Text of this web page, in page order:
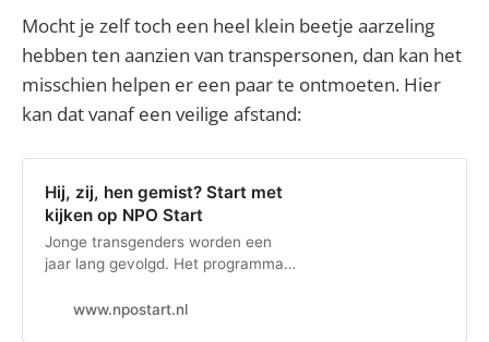
Mocht je zelf toch een heel klein beetje aarzeling
hebben ten aanzien van transpersonen, dan kan het
misschien helpen er een paar te ontmoeten. Hier
kan dat vanaf een veilige afstand:
Hij, zij, hen gemist? Start met
kijken op NPO Start
Jonge transgenders worden een
jaar lang gevolgd. Het programma
zijn in het verkeerde lichaam. Wat
www.npostart.nl